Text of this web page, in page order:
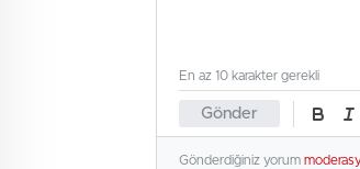
Gönder
En az 10 karakter gerekli
Gönderdiğiniz yorum